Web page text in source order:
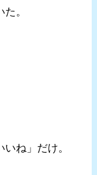
。
ね」だけ。